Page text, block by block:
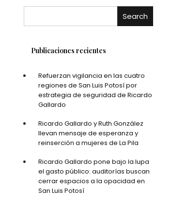
Search
Publicaciones recientes
Refuerzan vigilancia en las cuatro
regiones de San Luis Potosí por
estrategia de seguridad de Ricardo
Gallardo
Ricardo Gallardo y Ruth González
llevan mensaje de esperanza y
reinserción a mujeres de La Pila
Ricardo Gallardo pone bajo la lupa
el gasto público: auditorías buscan
cerrar espacios a la opacidad en
San Luis Potosí